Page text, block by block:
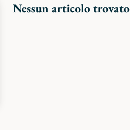
Nessun articolo trovato